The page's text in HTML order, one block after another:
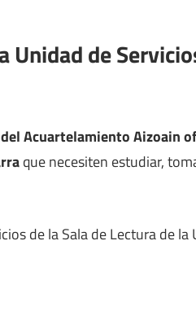
Unidad de
Acuartelamiento Aizoain
que necesiten estudiar,
de la Sala de Lectura de la